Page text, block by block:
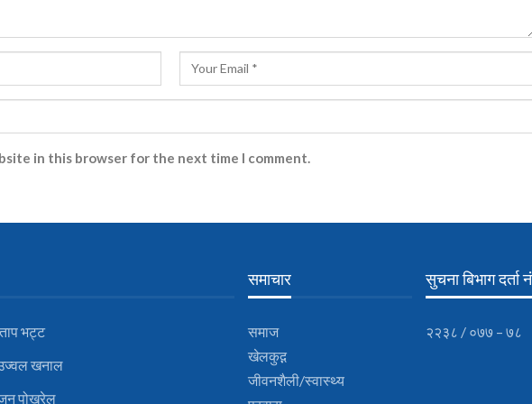
in this browser for the next time I comment.
भट्ट
खनाल
पोख्रेल
समाचार
समाज
खेलकुद़़
जीवनशैली/स्वास्थ्य
सुचना बिभाग दर्ता
२२३८ / ०७७ – ७८